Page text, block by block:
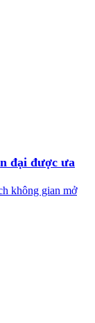
đại được ưa